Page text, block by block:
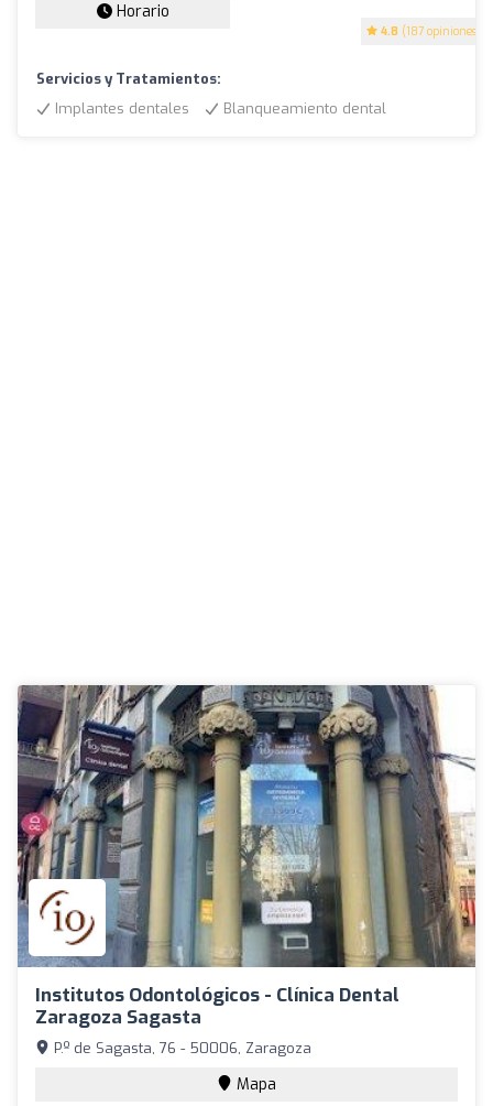
4.8 (187 opiniones)
Horario
Servicios y Tratamientos:
Implantes dentales
Blanqueamiento dental
Institutos Odontológicos - Clínica Dental
Zaragoza Sagasta
P.º de Sagasta, 76 - 50006, Zaragoza
Mapa